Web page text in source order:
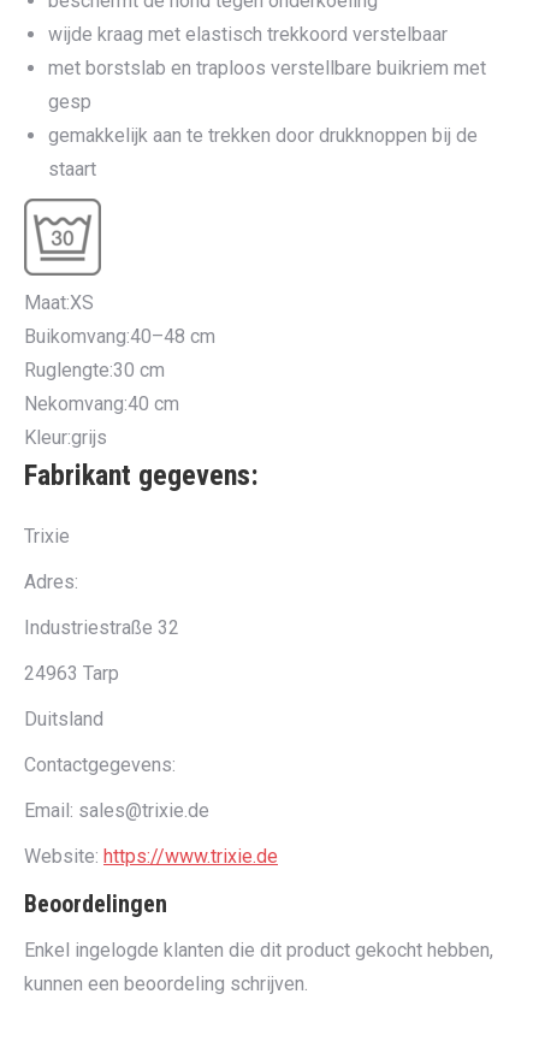
wijde kraag met elastisch trekkoord verstelbaar
met borstslab en traploos verstellbare buikriem met
gesp
gemakkelijk aan te trekken door drukknoppen bij de
staart
Maat:XS
Buikomvang:40–48 cm
Ruglengte:30 cm
Nekomvang:40 cm
Kleur:grijs
Fabrikant gegevens:
Trixie
Adres:
Industriestraße 32
24963 Tarp
Duitsland
Contactgegevens:
Email: sales@trixie.de
Website: https://www.trixie.de
Beoordelingen
Enkel ingelogde klanten die dit product gekocht hebben,
kunnen een beoordeling schrijven.